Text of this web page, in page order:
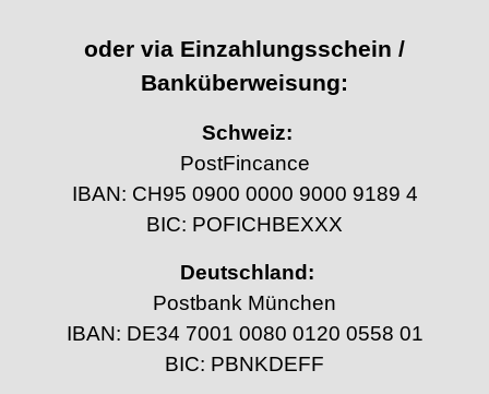
oder via Einzahlungsschein /
Banküberweisung:
Schweiz:
PostFincance
IBAN: CH95 0900 0000 9000 9189 4
BIC: POFICHBEXXX
Deutschland:
Postbank München
IBAN: DE34 7001 0080 0120 0558 01
BIC: PBNKDEFF